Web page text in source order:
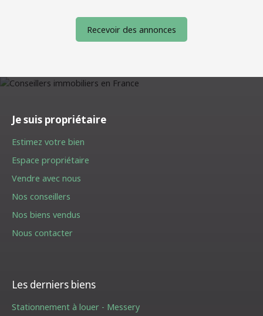
Recevoir des annonces
Je suis propriétaire
Estimez votre bien
Espace propriétaire
Vendre avec nous
Nos conseillers
Nos biens vendus
Nous contacter
Les derniers biens
Stationnement à louer - Messery